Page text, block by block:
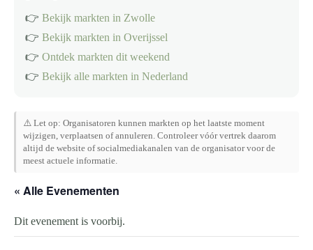
👉 Bekijk markten in Zwolle
👉 Bekijk markten in Overijssel
👉 Ontdek markten dit weekend
👉 Bekijk alle markten in Nederland
⚠️ Let op: Organisatoren kunnen markten op het laatste moment
wijzigen, verplaatsen of annuleren. Controleer vóór vertrek daarom
altijd de website of socialmediakanalen van de organisator voor de
meest actuele informatie.
« Alle Evenementen
Dit evenement is voorbij.